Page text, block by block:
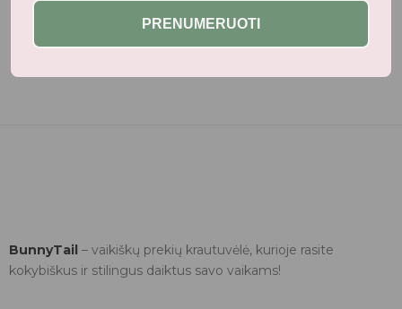
BunnyTail – vaikiškų prekių krautuvėlė, kurioje rasite
kokybiškus ir stilingus daiktus savo vaikams!
PRENUMERUOTI